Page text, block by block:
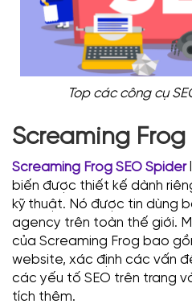
Top các công cụ
Screaming Frog
Screaming Frog SEO Spider
biến được thiết kế dành
kỹ thuật. Nó được tin dùng
agency trên toàn thế giới.
của Screaming Frog bao
website, xác định các vấn
các yếu tố SEO trên trang
tích thêm.